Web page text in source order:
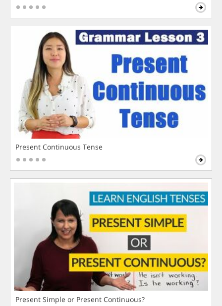
Present Continuous Tense
Present Simple or Present Continuous?